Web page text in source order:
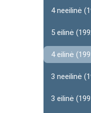
4 neeilinė
5 eilinė
4 eilinė
3 neeilinė
3 eilinė